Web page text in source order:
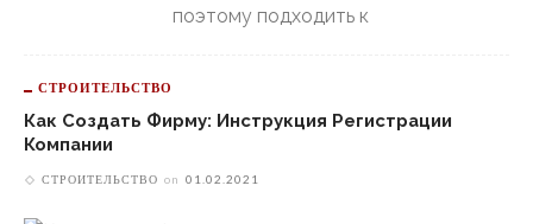
поэтому подходить к
СТРОИТЕЛЬСТВО
Как Создать Фирму: Инструкция Регистрации
Компании
СТРОИТЕЛЬСТВО on 01.02.2021